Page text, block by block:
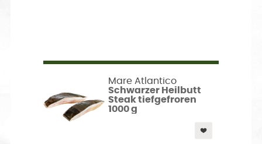
Mare Atlantico
Schwarzer Heilbutt
Steak tiefgefroren
1000 g